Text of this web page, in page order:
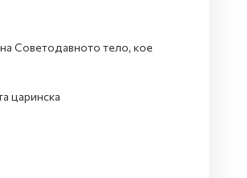
Советодавното тело, кое
царинска